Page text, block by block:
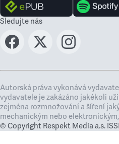
Sledujte nás
Autorská práva vykonává
vydavatele je zakázáno jakékoli
zejména rozmnožování a šíření
mechanickým nebo
© Copyright Respekt Media a.s.